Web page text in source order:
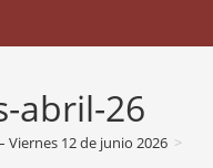
abril-26
Viernes 12 de junio 2026 >